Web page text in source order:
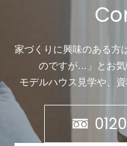
家づくりに興味のある方
のですが…」と お
モデルハウス見学や、